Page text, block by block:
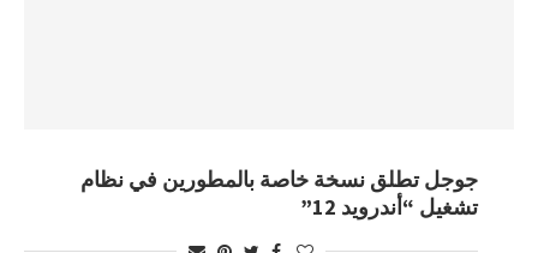
جوجل تطلق نسخة خاصة بالمطورين في نظام
تشغيل “أندرويد 12”